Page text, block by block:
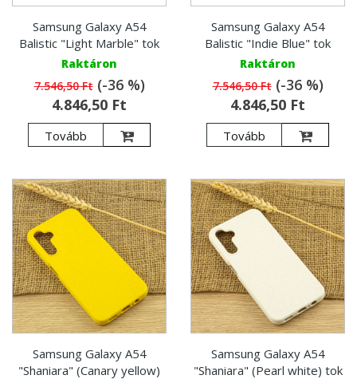
Samsung Galaxy A54
Balistic "Light Marble" tok
Raktáron
7.546,50 Ft(-36 %)
4.846,50 Ft
Tovább
Samsung Galaxy A54
Balistic "Indie Blue" tok
Raktáron
7.546,50 Ft(-36 %)
4.846,50 Ft
Tovább
Samsung Galaxy A54
"Shaniara" (Canary yellow)
Samsung Galaxy A54
"Shaniara" (Pearl white) tok